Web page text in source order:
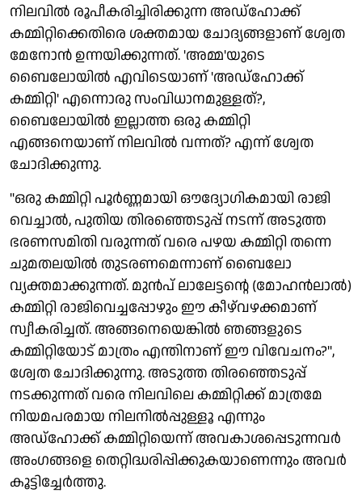
നിലവിൽ രൂപീകരിച്ചിരിക്കുന്ന അഡ്ഹോക്ക്
കമ്മിറ്റിക്കെതിരെ ശക്തമായ ചോദ്യങ്ങളാണ് ശ്വേത
മേനോൻ ഉന്നയിക്കുന്നത്. 'അമ്മ'യുടെ
ബൈലോയിൽ എവിടെയാണ് 'അഡ്ഹോക്ക്
കമ്മിറ്റി' എന്നൊരു സംവിധാനമുള്ളത്?,
ബൈലോയിൽ ഇല്ലാത്ത ഒരു കമ്മിറ്റി
എങ്ങനെയാണ് നിലവിൽ വന്നത്? എന്ന് ശ്വേത
ചോദിക്കുന്നു.
"ഒരു കമ്മിറ്റി പൂർണ്ണമായി ഔദ്യോഗികമായി രാജി
വെച്ചാൽ, പുതിയ തിരഞ്ഞെടുപ്പ് നടന്ന് അടുത്ത
ഭരണസമിതി വരുന്നത് വരെ പഴയ കമ്മിറ്റി തന്നെ
ചുമതലയിൽ തുടരണമെന്നാണ് ബൈലോ
വ്യക്തമാക്കുന്നത്. മുൻപ് ലാലേട്ടന്റെ (മോഹൻലാൽ)
കമ്മിറ്റി രാജിവെച്ചപ്പോഴും ഈ കീഴ്‌വഴക്കമാണ്
സ്വീകരിച്ചത്. അങ്ങനെയെങ്കിൽ ഞങ്ങളുടെ
കമ്മിറ്റിയോട് മാത്രം എന്തിനാണ് ഈ വിവേചനം?",
ശ്വേത ചോദിക്കുന്നു. അടുത്ത തിരഞ്ഞെടുപ്പ്
നടക്കുന്നത് വരെ നിലവിലെ കമ്മിറ്റിക്ക് മാത്രമേ
നിയമപരമായ നിലനിൽപ്പുള്ളൂ എന്നും
അഡ്ഹോക്ക് കമ്മിറ്റിയെന്ന് അവകാശപ്പെടുന്നവർ
അംഗങ്ങളെ തെറ്റിദ്ധരിപ്പിക്കുകയാണെന്നും അവർ
കൂട്ടിച്ചേർത്തു.